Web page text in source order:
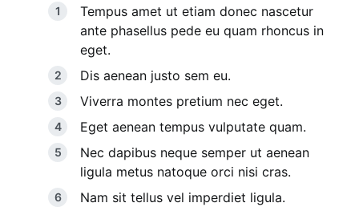
Tempus amet ut etiam donec nascetur
ante phasellus pede eu quam rhoncus in
eget.
Dis aenean justo sem eu.
Viverra montes pretium nec eget.
Eget aenean tempus vulputate quam.
Nec dapibus neque semper ut aenean
ligula metus natoque orci nisi cras.
Nam sit tellus vel imperdiet ligula.